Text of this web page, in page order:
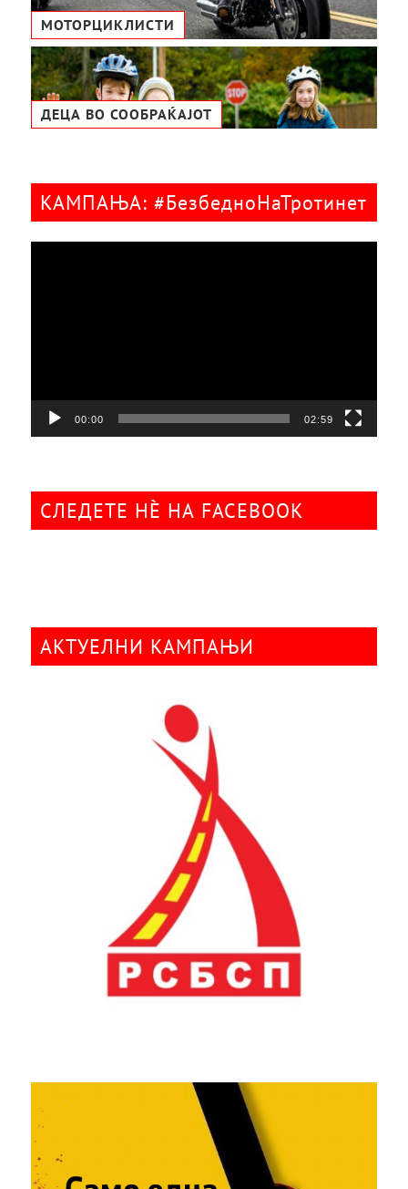
МОТОРЦИКЛИСТИ
ДЕЦА ВО СООБРАЌАЈОТ
КАМПАЊА: #БезбедноНаТротинет
00:00 02:59
СЛЕДЕТЕ НÈ НА FACEBOOK
АКТУЕЛНИ КАМПАЊИ